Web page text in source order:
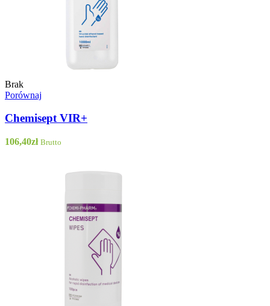
Brak
Porównaj
Chemisept VIR+
106,40zł Brutto